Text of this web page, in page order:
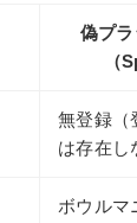
偽プ
（
無登録（
は存在し
ボウルマ